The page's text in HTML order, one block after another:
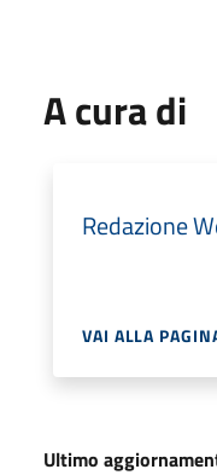
A cura di
Redazione
VAI ALLA
Ultimo